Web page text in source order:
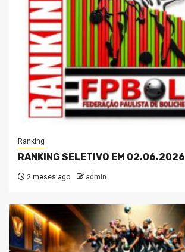
Ranking
RANKING SELETIVO EM 02.06.2026
2 meses ago admin